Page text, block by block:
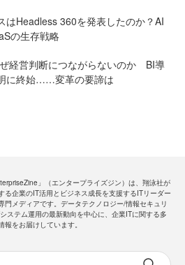
はHeadless 360を発表したのか？AI
の生存戦略
経営判断につながらないのか BI導
に終始……変革の要諦は
」（エンタープライズジン）は、翔泳社が
る企業のIT活用とビジネス成長を支援するITリーダー
門メディアです。データテクノロジー/情報セキュリ
ステム運用の最新動向を中心に、企業ITに関する多
報をお届けしています。